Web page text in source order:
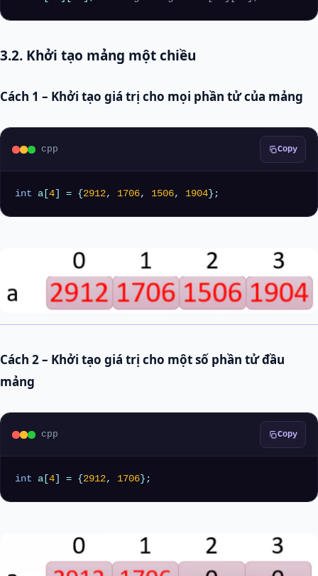
3.2. Khởi tạo mảng một chiều
Cách 1 – Khởi tạo giá trị cho mọi phần tử của mảng
cpp Copy
int a[ 4 ] = { 2912, 1706, 1506, 1904 };
Cách 2 – Khởi tạo giá trị cho một số phần tử đầu
mảng
cpp Copy
int a[ 4 ] = { 2912, 1706 };